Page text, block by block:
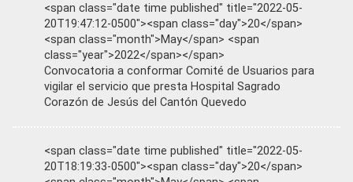
<span class="date time published" title="2022-05-
20T19:47:12-0500"><span class="day">20</span>
<span class="month">May</span> <span
class="year">2022</span></span>
Convocatoria a conformar Comité de Usuarios para
vigilar el servicio que presta Hospital Sagrado
Corazón de Jesús del Cantón Quevedo
<span class="date time published" title="2022-05-
20T18:19:33-0500"><span class="day">20</span>